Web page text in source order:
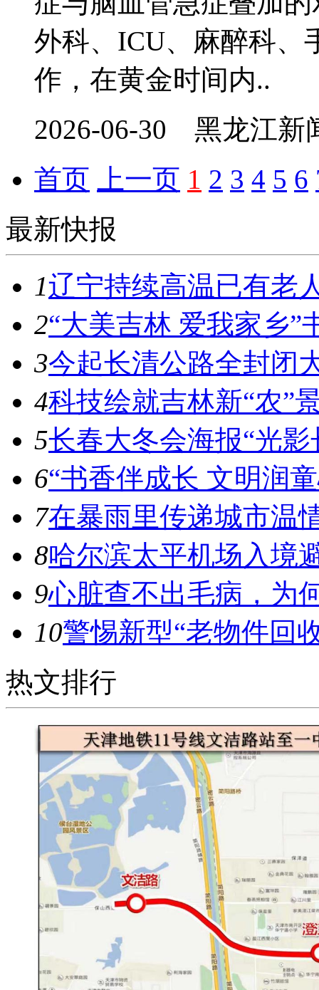
外科、ICU、麻醉科、
作，在黄金时间内..
2026-06-30 黑龙江
首页
上一页 1 2 3 4 5 6
最新快报
1辽宁持续高温已有老
2“大美吉林 爱我家乡”
3今起长清公路全封闭
4科技绘就吉林新“农”
5长春大冬会海报“光
6“书香伴成长 文明润
7在暴雨里传递城市温
8哈尔滨太平机场入境
9心脏查不出毛病，为
10警惕新型“老物件回
热文排行